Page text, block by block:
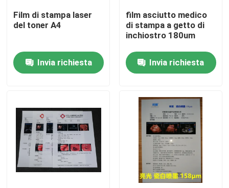
Prodotti
Chi siamo
Controllo di qualità
Contattaci
Film di stampa laser
del toner A4
Invia richiesta
film asciutto medico
di stampa a getto di
inchiostro 180um
Invia richiesta